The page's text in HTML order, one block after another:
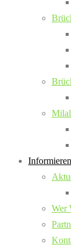
Informieren
Wer